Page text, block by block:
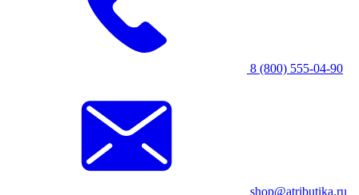
8 (800) 555-04-90
shop@atributika.ru